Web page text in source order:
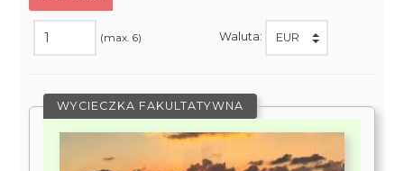
(max. 6) Waluta:
WYCIECZKA FAKULTATYWNA